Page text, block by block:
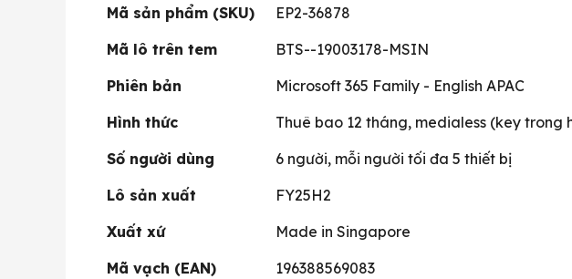
Mã sản phẩm (SKU)
EP2-36878
Mã lô trên tem
BTS--19003178-MSIN
Phiên bản
Microsoft 365 Family - English APAC
Hình thức
Thuê bao 12 tháng, medialess (key trong
Số người dùng
6 người, mỗi người tối đa 5 thiết bị
Lô sản xuất
FY25H2
Xuất xứ
Made in Singapore
Mã vạch (EAN)
196388569083